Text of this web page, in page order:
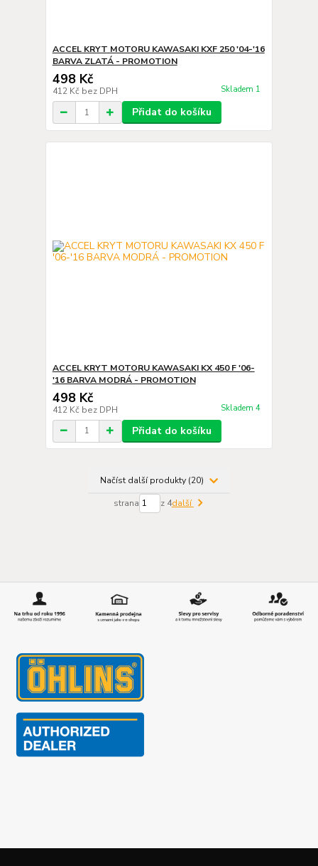
ACCEL KRYT MOTORU KAWASAKI KXF 250 '04-'16
BARVA ZLATÁ - PROMOTION
498 Kč
412 Kč bez DPH Skladem 1
Přidat do košíku
ACCEL KRYT MOTORU KAWASAKI KX 450 F '06-
'16 BARVA MODRÁ - PROMOTION
498 Kč
412 Kč bez DPH Skladem 4
Přidat do košíku
Načíst další produkty (20)
strana z 4další